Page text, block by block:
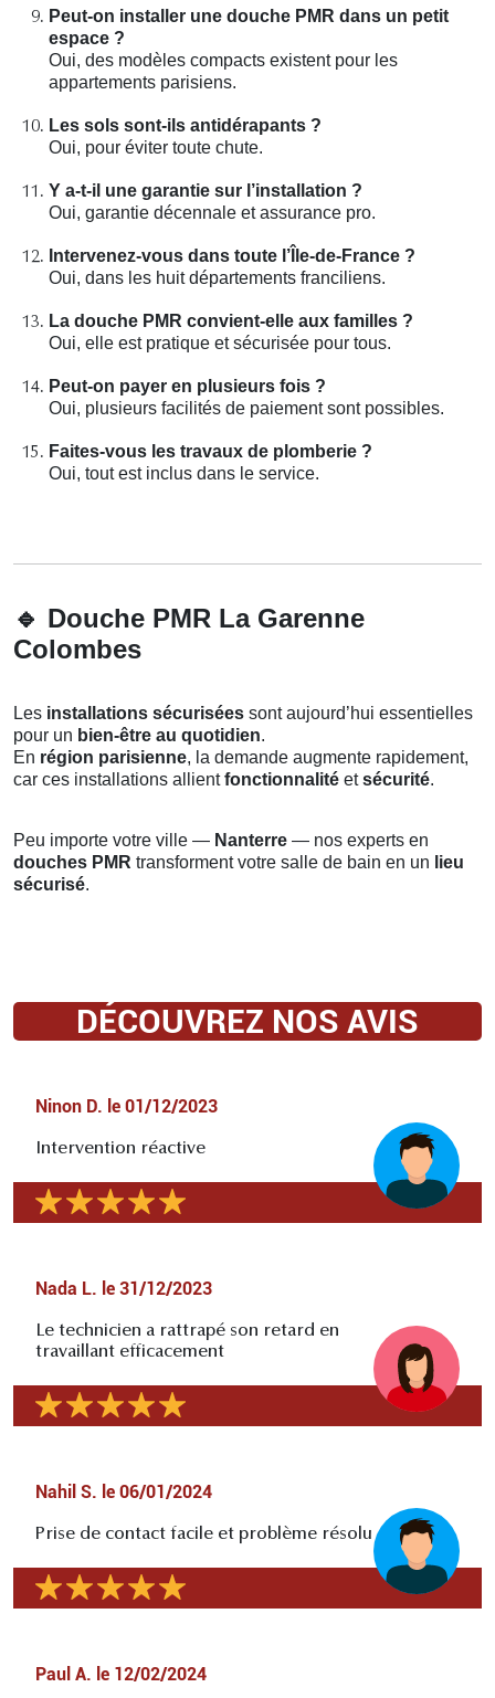
Peut-on installer une douche PMR dans un petit
espace ?
Oui, des modèles compacts existent pour les
appartements parisiens.
Les sols sont-ils antidérapants ?
Oui, pour éviter toute chute.
Y a-t-il une garantie sur l’installation ?
Oui, garantie décennale et assurance pro.
Intervenez-vous dans toute l’Île-de-France ?
Oui, dans les huit départements franciliens.
La douche PMR convient-elle aux familles ?
Oui, elle est pratique et sécurisée pour tous.
Peut-on payer en plusieurs fois ?
Oui, plusieurs facilités de paiement sont possibles.
Faites-vous les travaux de plomberie ?
Oui, tout est inclus dans le service.
🔹 Douche PMR La Garenne
Colombes
Les installations sécurisées sont aujourd’hui essentielles
pour un bien-être au quotidien.
En région parisienne, la demande augmente rapidement,
car ces installations allientfonctionnalité etsécurité.
Peu importe votre ville — Nanterre — nos experts en
douches PMR transforment votre salle de bain en un lieu
sécurisé.
DÉCOUVREZ NOS AVIS
Ninon D. le 01/12/2023
Intervention réactive
Nada L. le 31/12/2023
Le technicien a rattrapé son retard en
travaillant efficacement
Nahil S. le 06/01/2024
Prise de contact facile et problème résolu
Paul A. le 12/02/2024